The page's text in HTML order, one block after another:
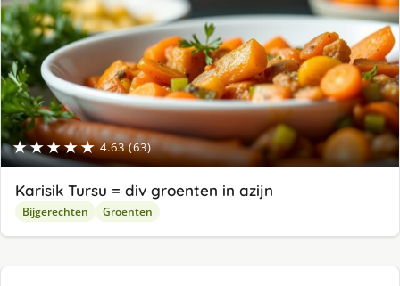
★★★★★ 4.63 (63)
Karisik Tursu = div groenten in azijn
Bijgerechten Groenten